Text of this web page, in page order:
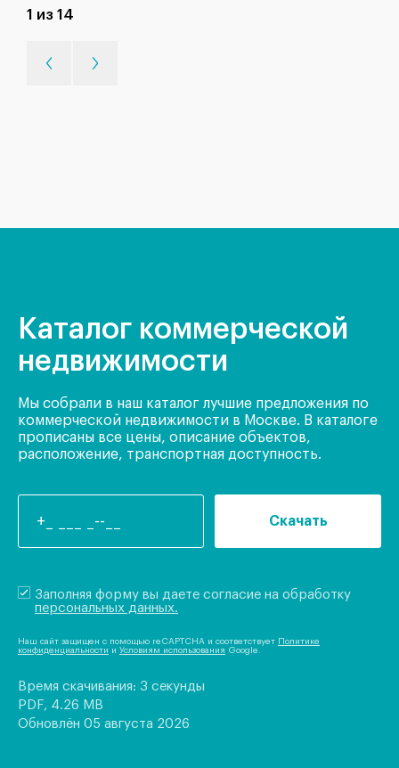
1 из 14
Каталог коммерческой
недвижимости
Мы собрали в наш каталог лучшие предложения по
коммерческой недвижимости в Москве. В каталоге
прописаны все цены, описание объектов,
расположение, транспортная доступность.
Скачать
Заполняя форму вы даете согласие на обработку
персональных данных.
Наш сайт защищен с помощью reCAPTCHA и соответствует Политике
конфиденциальности и Условиям использования Google.
Время скачивания: 3 секунды
PDF, 4.26 MB
Обновлён 05 августа 2026